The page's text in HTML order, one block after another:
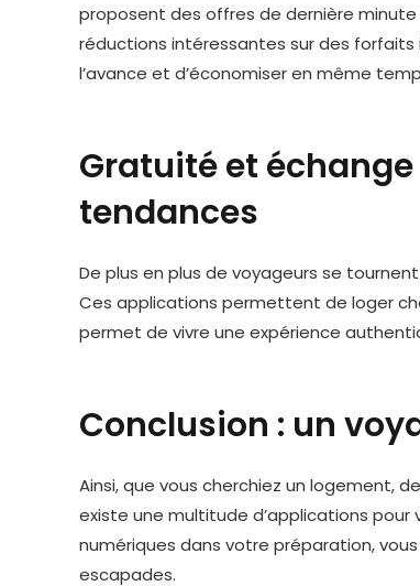
proposent des offres de dernière
réductions intéressantes sur des
l’avance et d’économiser en même
Gratuité et
tendances
De plus en plus de voyageurs se
Ces applications permettent de loger
permet de vivre une expérience
Conclusion : un
Ainsi, que vous cherchiez un logement,
existe une multitude d’applications pour
numériques dans votre préparation,
escapades.